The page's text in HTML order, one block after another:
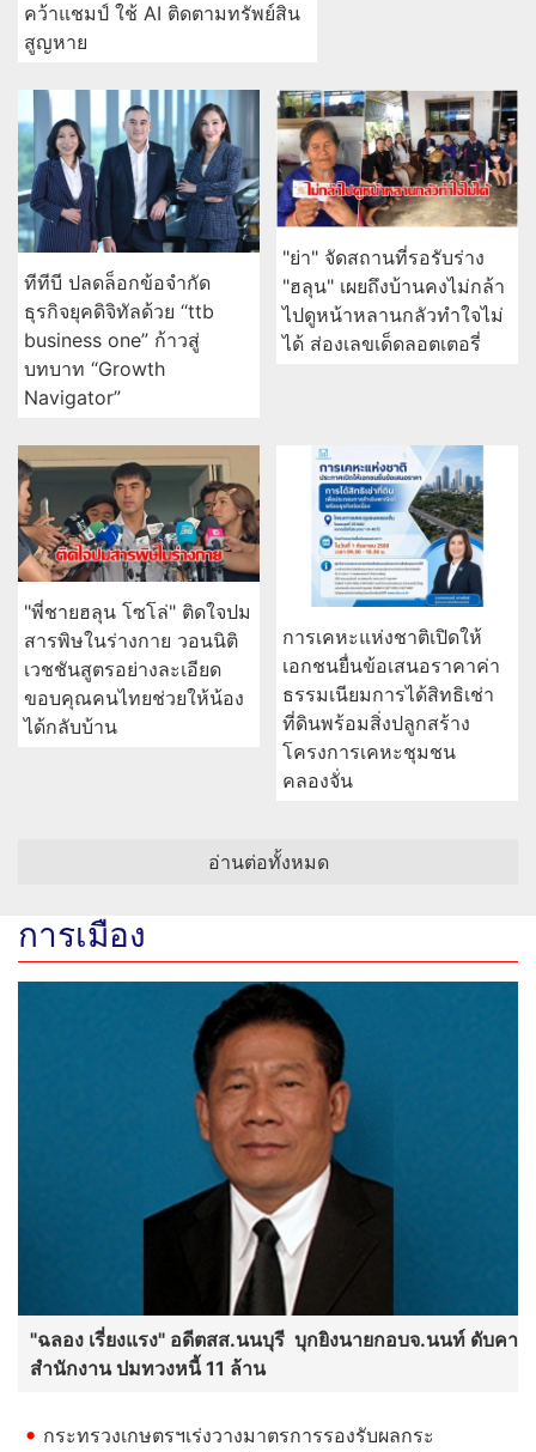
คว้าแชมป์ ใช้ AI ติดตามทรัพย์สิน
สูญหาย
ทีทีบี ปลดล็อกข้อจำกัด
ธุรกิจยุคดิจิทัลด้วย “ttb
business one” ก้าวสู่
บทบาท “Growth
Navigator”
"ย่า" จัดสถานที่รอรับร่าง
"ฮลุน" เผยถึงบ้านคงไม่กล้า
ไปดูหน้าหลานกลัวทำใจไม่
ได้ ส่องเลขเด็ดลอตเตอรี่
"พี่ชายฮลุน โซโล่" ติดใจปม
สารพิษในร่างกาย วอนนิติ
เวชชันสูตรอย่างละเอียด
ขอบคุณคนไทยช่วยให้น้อง
ได้กลับบ้าน
การเคหะแห่งชาติเปิดให้
เอกชนยื่นข้อเสนอราคาค่า
ธรรมเนียมการได้สิทธิเช่า
ที่ดินพร้อมสิ่งปลูกสร้าง
โครงการเคหะชุมชน
คลองจั่น
อ่านต่อทั้งหมด
การเมือง
"ฉลอง เรี่ยงแรง" อดีตสส.นนบุรี บุกยิงนายกอบจ.นนท์ ดับคา
สำนักงาน ปมทวงหนี้ 11 ล้าน
กระทรวงเกษตรฯเร่งวางมาตรการรองรับผลกระ